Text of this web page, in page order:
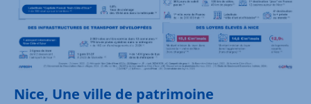
Nice, Une ville de patrimoine